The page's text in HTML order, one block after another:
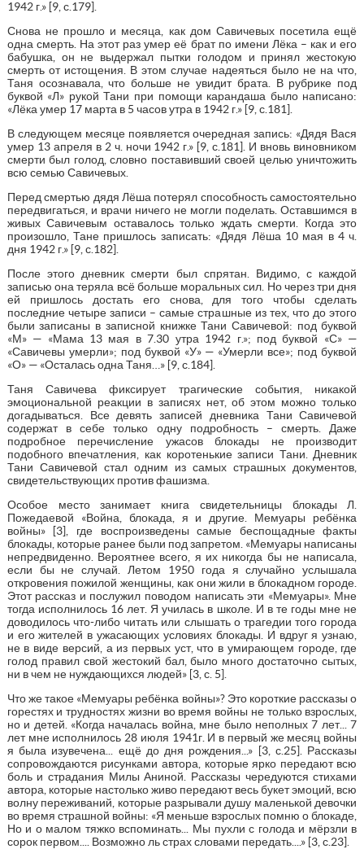
1942 г.» [9, с.179].
Снова не прошло и месяца, как дом Савичевых посетила ещё
одна смерть. На этот раз умер её брат по имени Лёка – как и его
бабушка, он не выдержал пытки голодом и принял жестокую
смерть от истощения. В этом случае надеяться было не на что,
Таня осознавала, что больше не увидит брата. В рубрике под
буквой «Л» рукой Тани при помощи карандаша было написано:
«Лёка умер 17 марта в 5 часов утра в 1942 г.» [9, с.181].
В следующем месяце появляется очередная запись: «Дядя Вася
умер 13 апреля в 2 ч. ночи 1942 г.» [9, с.181]. И вновь виновником
смерти был голод, словно поставивший своей целью уничтожить
всю семью Савичевых.
Перед смертью дядя Лёша потерял способность самостоятельно
передвигаться, и врачи ничего не могли поделать. Оставшимся в
живых Савичевым оставалось только ждать смерти. Когда это
произошло, Тане пришлось записать: «Дядя Лёша 10 мая в 4 ч.
дня 1942 г.» [9, с.182].
После этого дневник смерти был спрятан. Видимо, с каждой
записью она теряла всё больше моральных сил. Но через три дня
ей пришлось достать его снова, для того чтобы сделать
последние четыре записи – самые страшные из тех, что до этого
были записаны в записной книжке Тани Савичевой: под буквой
«М» — «Мама 13 мая в 7.30 утра 1942 г.»; под буквой «С» —
«Савичевы умерли»; под буквой «У» — «Умерли все»; под буквой
«О» — «Осталась одна Таня…» [9, с.184].
Таня Савичева фиксирует трагические события, никакой
эмоциональной реакции в записях нет, об этом можно только
догадываться. Все девять записей дневника Тани Савичевой
содержат в себе только одну подробность – смерть. Даже
подробное перечисление ужасов блокады не производит
подобного впечатления, как коротенькие записи Тани. Дневник
Тани Савичевой стал одним из самых страшных документов,
свидетельствующих против фашизма.
Особое место занимает книга свидетельницы блокады Л.
Пожедаевой «Война, блокада, я и другие. Мемуары ребёнка
войны» [3], где воспроизведены самые беспощадные факты
блокады, которые ранее были под запретом. «Мемуары написаны
непредвиденно. Вероятнее всего, я их никогда бы не написала,
если бы не случай. Летом 1950 года я случайно услышала
откровения пожилой женщины, как они жили в блокадном городе.
Этот рассказ и послужил поводом написать эти «Мемуары». Мне
тогда исполнилось 16 лет. Я училась в школе. И в те годы мне не
доводилось что-либо читать или слышать о трагедии того города
и его жителей в ужасающих условиях блокады. И вдруг я узнаю,
не в виде версий, а из первых уст, что в умирающем городе, где
голод правил свой жестокий бал, было много достаточно сытых,
ни в чем не нуждающихся людей» [3, с. 5].
Что же такое «Мемуары ребёнка войны»? Это короткие рассказы о
горестях и трудностях жизни во время войны не только взрослых,
но и детей. «Когда началась война, мне было неполных 7 лет... 7
лет мне исполнилось 28 июля 1941г. И в первый же месяц войны
я была изувечена... ещё до дня рождения...» [3, с.25]. Рассказы
сопровождаются рисунками автора, которые ярко передают всю
боль и страдания Милы Аниной. Рассказы чередуются стихами
автора, которые настолько живо передают весь букет эмоций, всю
волну переживаний, которые разрывали душу маленькой девочки
во время страшной войны: «Я меньше взрослых помню о блокаде,
Но и о малом тяжко вспоминать... Мы пухли с голода и мёрзли в
сорок первом.... Возможно ль страх словами передать....» [3, с.23].